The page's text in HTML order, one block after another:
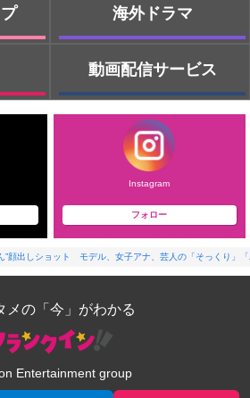
海外ドラマ
動画配信サービス
Instagram
フォロー
”顔出しショット モデル、女子アナ、芸人の「そっくり」
メの「今」がわかる
Entertainment group